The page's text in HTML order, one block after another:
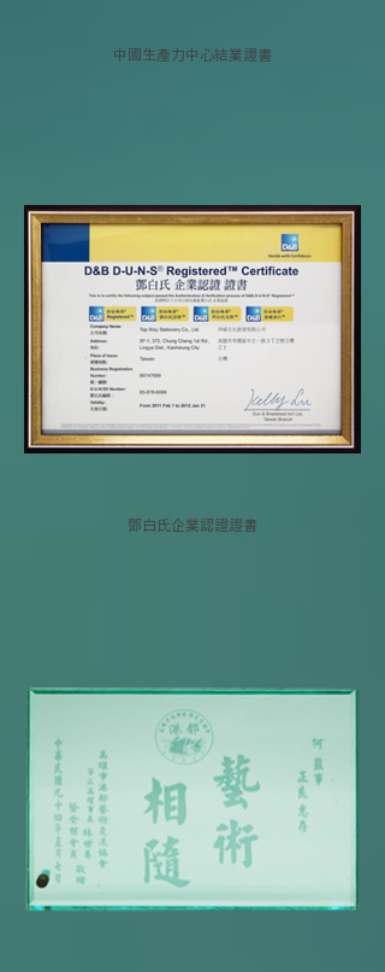
中國生產力中心結業證書
鄧白氏企業認證證書